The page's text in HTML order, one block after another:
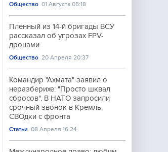
Общество 01 Августа 05:18
Пленный из 14-й бригады ВСУ
рассказал об угрозах FPV-
дронами
Общество 20 Апреля 20:37
Командир "Ахмата" заявил о
неразберихе: "Просто шквал
сбросов". В НАТО запросили
срочный звонок в Кремль.
СВОдки с фронта
Статьи 08 Апреля 16:24